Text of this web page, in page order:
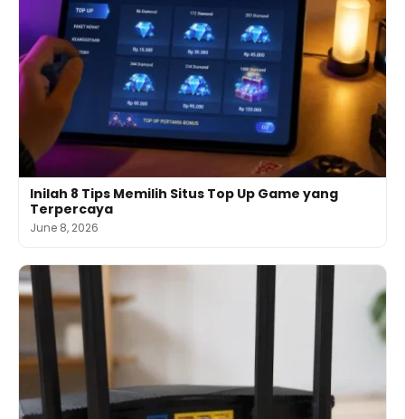
Inilah 8 Tips Memilih Situs Top Up Game yang
Terpercaya
June 8, 2026